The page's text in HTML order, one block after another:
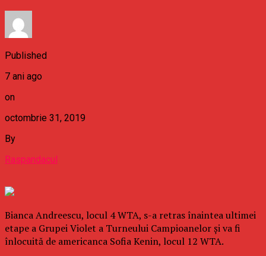
Published
7 ani ago
on
octombrie 31, 2019
By
Raspandacul
Bianca Andreescu, locul 4 WTA, s-a retras înaintea ultimei
etape a Grupei Violet a Turneului Campioanelor şi va fi
înlocuită de americanca Sofia Kenin, locul 12 WTA.